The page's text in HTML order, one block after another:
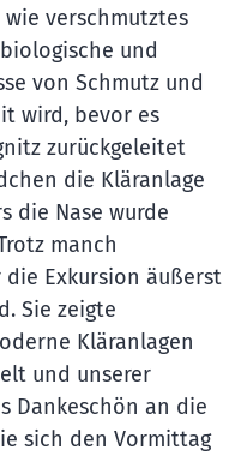
verschmutztes
und
von Schmutz und
wird, bevor es
zurückgeleitet
die Kläranlage
die Nase wurde
manch
die Exkursion äußerst
Sie zeigte
Kläranlagen
und unserer
Dankeschön an die
sich den Vormittag